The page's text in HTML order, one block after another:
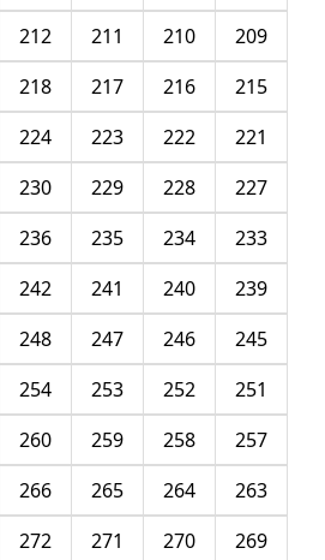
209
210
211
212
215
216
217
218
221
222
223
224
227
228
229
230
233
234
235
236
239
240
241
242
245
246
247
248
251
252
253
254
257
258
259
260
263
264
265
266
269
270
271
272